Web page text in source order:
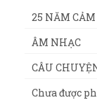
25 NĂM
ÂM NHẠC
CÂU
Chưa được